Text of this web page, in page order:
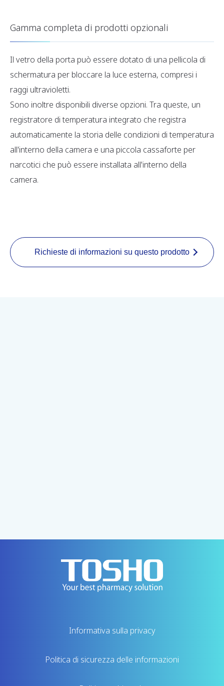
Gamma completa di prodotti opzionali
Il vetro della porta può essere dotato di una pellicola di
schermatura per bloccare la luce esterna, compresi i
raggi ultravioletti.
Sono inoltre disponibili diverse opzioni. Tra queste, un
registratore di temperatura integrato che registra
automaticamente la storia delle condizioni di temperatura
all'interno della camera e una piccola cassaforte per
narcotici che può essere installata all'interno della
camera.
Richieste di informazioni su questo prodotto
Informativa sulla privacy
Politica di sicurezza delle informazioni